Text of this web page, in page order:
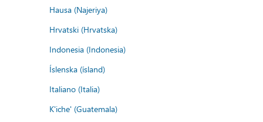
Hausa (Najeriya)
Hrvatski (Hrvatska)
Indonesia (Indonesia)
Íslenska (ísland)
Italiano (Italia)
K'iche' (Guatemala)